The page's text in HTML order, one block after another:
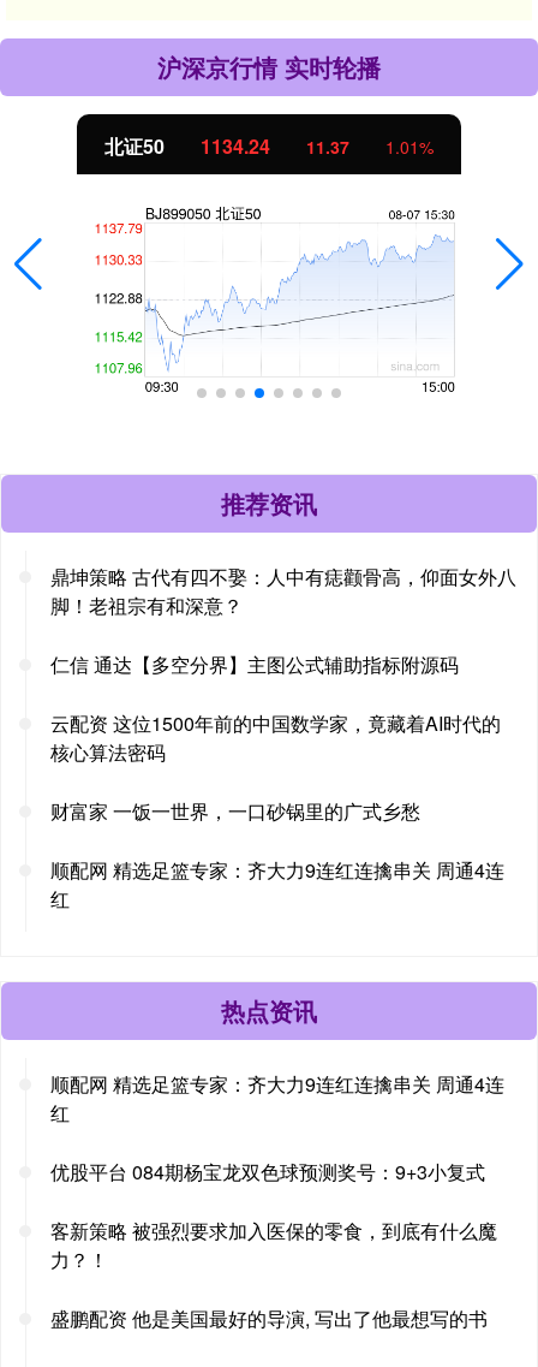
沪深京行情 实时轮播
北证50 1134.24 11.37 1.01%
推荐资讯
鼎坤策略 古代有四不娶：人中有痣颧骨高，仰面女外八
脚！老祖宗有和深意？
仁信 通达【多空分界】主图公式辅助指标附源码
云配资 这位1500年前的中国数学家，竟藏着AI时代的
核心算法密码
财富家 一饭一世界，一口砂锅里的广式乡愁
顺配网 精选足篮专家：齐大力9连红连擒串关 周通4连
红
热点资讯
顺配网 精选足篮专家：齐大力9连红连擒串关 周通4连
红
优股平台 084期杨宝龙双色球预测奖号：9+3小复式
客新策略 被强烈要求加入医保的零食，到底有什么魔
力？！
盛鹏配资 他是美国最好的导演, 写出了他最想写的书